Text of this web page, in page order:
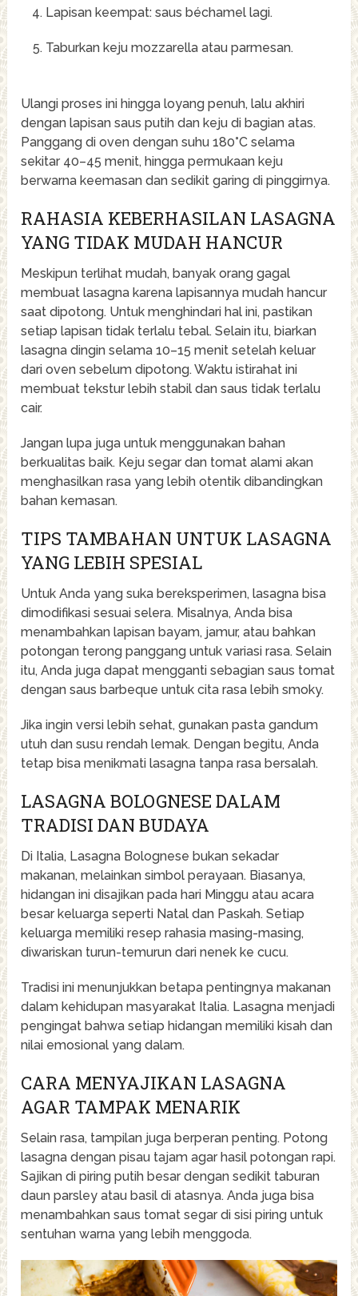
Lapisan keempat: saus béchamel lagi.
Taburkan keju mozzarella atau parmesan.
Ulangi proses ini hingga loyang penuh, lalu akhiri
dengan lapisan saus putih dan keju di bagian atas.
Panggang di oven dengan suhu 180°C selama
sekitar 40–45 menit, hingga permukaan keju
berwarna keemasan dan sedikit garing di pinggirnya.
RAHASIA KEBERHASILAN LASAGNA
YANG TIDAK MUDAH HANCUR
Meskipun terlihat mudah, banyak orang gagal
membuat lasagna karena lapisannya mudah hancur
saat dipotong. Untuk menghindari hal ini, pastikan
setiap lapisan tidak terlalu tebal. Selain itu, biarkan
lasagna dingin selama 10–15 menit setelah keluar
dari oven sebelum dipotong. Waktu istirahat ini
membuat tekstur lebih stabil dan saus tidak terlalu
cair.
Jangan lupa juga untuk menggunakan bahan
berkualitas baik. Keju segar dan tomat alami akan
menghasilkan rasa yang lebih otentik dibandingkan
bahan kemasan.
TIPS TAMBAHAN UNTUK LASAGNA
YANG LEBIH SPESIAL
Untuk Anda yang suka bereksperimen, lasagna bisa
dimodifikasi sesuai selera. Misalnya, Anda bisa
menambahkan lapisan bayam, jamur, atau bahkan
potongan terong panggang untuk variasi rasa. Selain
itu, Anda juga dapat mengganti sebagian saus tomat
dengan saus barbeque untuk cita rasa lebih smoky.
Jika ingin versi lebih sehat, gunakan pasta gandum
utuh dan susu rendah lemak. Dengan begitu, Anda
tetap bisa menikmati lasagna tanpa rasa bersalah.
LASAGNA BOLOGNESE DALAM
TRADISI DAN BUDAYA
Di Italia, Lasagna Bolognese bukan sekadar
makanan, melainkan simbol perayaan. Biasanya,
hidangan ini disajikan pada hari Minggu atau acara
besar keluarga seperti Natal dan Paskah. Setiap
keluarga memiliki resep rahasia masing-masing,
diwariskan turun-temurun dari nenek ke cucu.
Tradisi ini menunjukkan betapa pentingnya makanan
dalam kehidupan masyarakat Italia. Lasagna menjadi
pengingat bahwa setiap hidangan memiliki kisah dan
nilai emosional yang dalam.
CARA MENYAJIKAN LASAGNA
AGAR TAMPAK MENARIK
Selain rasa, tampilan juga berperan penting. Potong
lasagna dengan pisau tajam agar hasil potongan rapi.
Sajikan di piring putih besar dengan sedikit taburan
daun parsley atau basil di atasnya. Anda juga bisa
menambahkan saus tomat segar di sisi piring untuk
sentuhan warna yang lebih menggoda.